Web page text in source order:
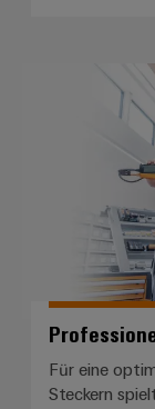
Für eine
Steckern